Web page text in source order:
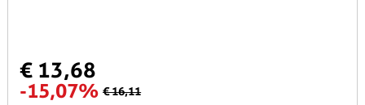
€ 13,68
-15,07% € 16,11